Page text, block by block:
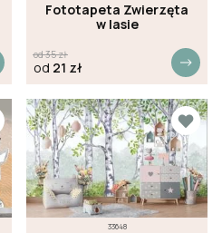
Fototapeta Zwierzęta
w lasie
od35zł
od 21 zł
33648